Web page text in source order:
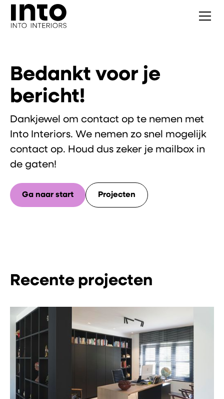
Bedankt voor je
bericht!
Dankjewel om contact op te nemen met
Into Interiors. We nemen zo snel mogelijk
contact op. Houd dus zeker je mailbox in
de gaten!
Ga naar start Projecten
Recente projecten